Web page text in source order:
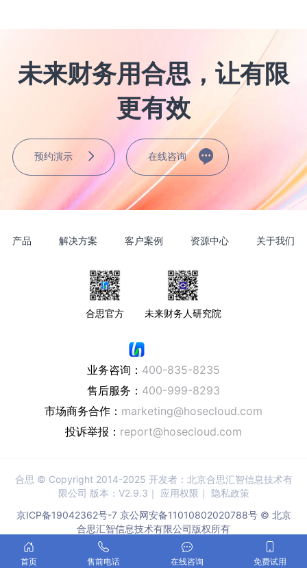
未来财务用合思，让有限
更有效
预约演示 在线咨询
产品 解决方案 客户案例 资源中心 关于我们
合思官方 未来财务人研究院
业务咨询： 400-835-8235
售后服务： 400-999-8293
市场商务合作： marketing@hosecloud.com
投诉举报： report@hosecloud.com
合思 © Copyright 2014-2025 开发者：北京合思汇智信息技术有
限公司 版本：V2.9.3｜
应用权限 ｜ 隐私政策
京ICP备19042362号-7京公网安备11010802020788号 © 北京
合思汇智信息技术有限公司版权所有
首页 售前电话 在线咨询 免费试用